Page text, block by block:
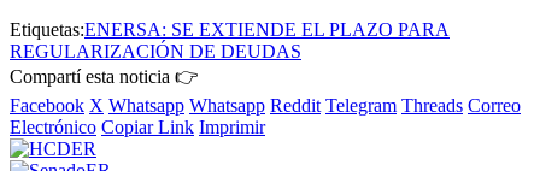
Etiquetas:ENERSA: SE EXTIENDE EL PLAZO PARA
REGULARIZACIÓN DE DEUDAS
Compartí esta noticia 👉
Facebook X Whatsapp Whatsapp Reddit Telegram Threads Correo
Electrónico Copiar Link Imprimir